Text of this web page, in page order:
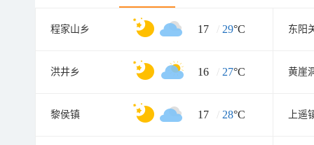
程家山乡 17 / 29°C 东阳
洪井乡 16 / 27°C 黄崖
黎侯镇 17 / 28°C 上遥